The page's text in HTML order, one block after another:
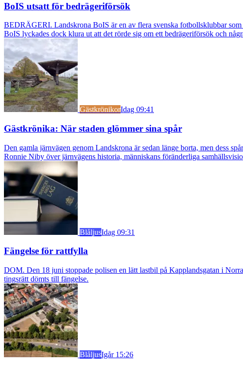
BoIS utsatt för bedrägeriförsök
BEDRÄGERI. Landskrona BoIS är en av flera svenska fotbollsklubbar
BoIS lyckades dock klura ut att det rörde sig om ett bedrägeriförsök och
GästkrönikorIdag 09:41
Gästkrönika: När staden glömmer sina spår
Den gamla järnvägen genom Landskrona är sedan länge borta, men dess
Ronnie Niby över järnvägens historia, människans föränderliga
BlåljusIdag 09:31
Fängelse för rattfylla
DOM. Den 18 juni stoppade polisen en lätt lastbil på Kapplandsgatan i
tingsrätt dömts till fängelse.
BlåljusIgår 15:26